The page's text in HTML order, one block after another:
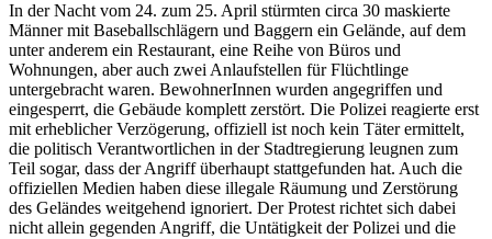
In der Nacht vom 24. zum 25. April stürmten circa 30 maskierte
Männer mit Baseballschlägern und Baggern ein Gelände, auf dem
unter anderem ein Restaurant, eine Reihe von Büros und
Wohnungen, aber auch zwei Anlaufstellen für Flüchtlinge
untergebracht waren. BewohnerInnen wurden angegriffen und
eingesperrt, die Gebäude komplett zerstört. Die Polizei reagierte erst
mit erheblicher Verzögerung, offiziell ist noch kein Täter ermittelt,
die politisch Verantwortlichen in der Stadtregierung leugnen zum
Teil sogar, dass der Angriff überhaupt stattgefunden hat. Auch die
offiziellen Medien haben diese illegale Räumung und Zerstörung
des Geländes weitgehend ignoriert. Der Protest richtet sich dabei
nicht allein gegenden Angriff, die Untätigkeit der Polizei und die